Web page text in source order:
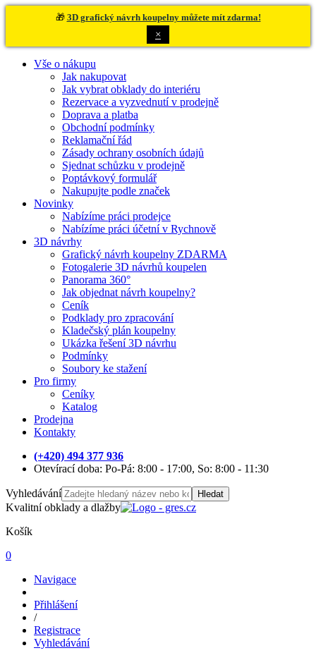
🎁 3D grafický návrh koupelny můžete mít zdarma!
×
Vše o nákupu
Jak nakupovat
Jak vybrat obklady do interiéru
Rezervace a vyzvednutí v prodejně
Doprava a platba
Obchodní podmínky
Reklamační řád
Zásady ochrany osobních údajů
Sjednat schůzku v prodejně
Poptávkový formulář
Nakupujte podle značek
Novinky
Nabízíme práci prodejce
Nabízíme práci účetní v Rychnově
3D návrhy
Grafický návrh koupelny ZDARMA
Fotogalerie 3D návrhů koupelen
Panorama 360°
Jak objednat návrh koupelny?
Ceník
Podklady pro zpracování
Kladečský plán koupelny
Ukázka řešení 3D návrhu
Podmínky
Soubory ke stažení
Pro firmy
Ceníky
Katalog
Prodejna
Kontakty
(+420) 494 377 936
Otevírací doba: Po-Pá: 8:00 - 17:00, So: 8:00 - 11:30
Vyhledávání Hledat
Kvalitní obklady a dlažby
Košík
0
Navigace
Přihlášení
/
Registrace
Vyhledávání